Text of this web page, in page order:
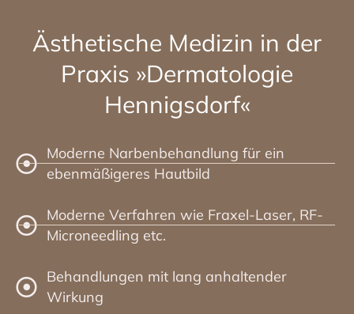
Ästhetische Medizin in der
Praxis »Dermatologie
Hennigsdorf«
Moderne Narbenbehandlung für ein
ebenmäßigeres Hautbild
Moderne Verfahren wie Fraxel-Laser, RF-
Microneedling etc.
Behandlungen mit lang anhaltender
Wirkung